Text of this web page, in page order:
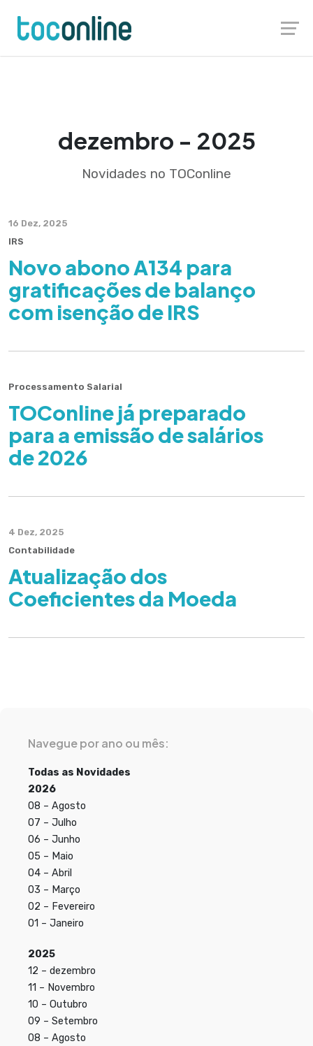
content
dezembro - 2025
Novidades no TOConline
16 Dez, 2025
IRS
Novo abono A134 para
gratificações de balanço
com isenção de IRS
Processamento Salarial
TOConline já preparado
para a emissão de salários
de 2026
4 Dez, 2025
Contabilidade
Atualização dos
Coeficientes da Moeda
Navegue por ano ou mês:
Todas as Novidades
2026
08 – Agosto
07 – Julho
06 – Junho
05 – Maio
04 – Abril
03 – Março
02 – Fevereiro
01 – Janeiro
2025
12 – dezembro
11 – Novembro
10 – Outubro
09 – Setembro
08 – Agosto